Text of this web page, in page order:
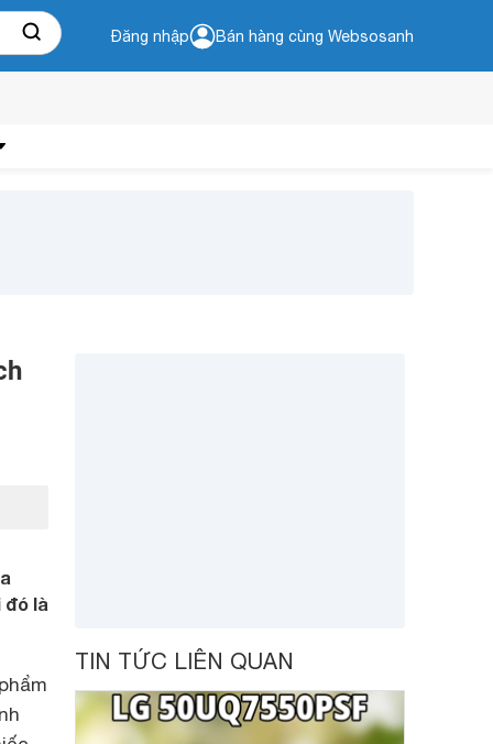
Đăng nhập Bán hàng cùng Websosanh
là
TIN TỨC LIÊN QUAN